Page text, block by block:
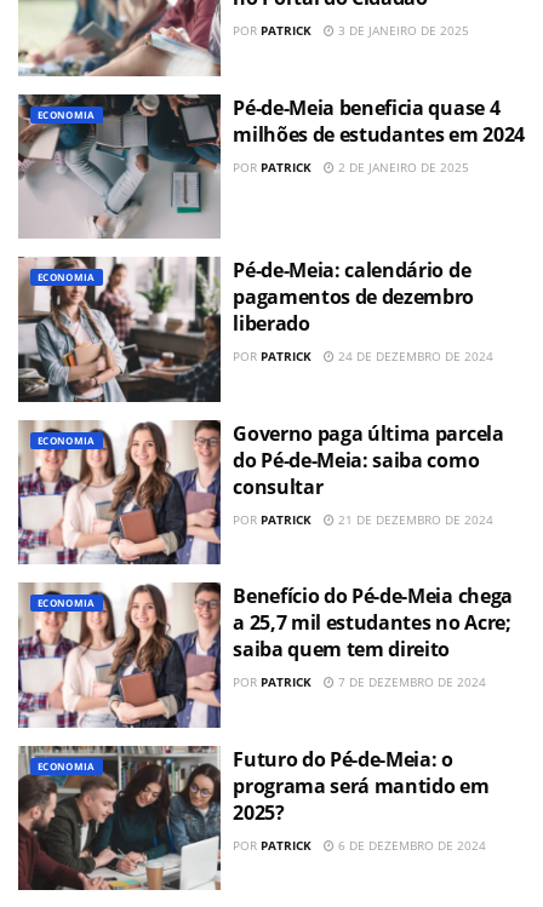
POR PATRICK 3 DE JANEIRO DE 2025
ECONOMIA
Pé-de-Meia beneficia quase 4
milhões de estudantes em 2024
POR PATRICK 2 DE JANEIRO DE 2025
ECONOMIA
Pé-de-Meia: calendário de
pagamentos de dezembro
liberado
POR PATRICK 24 DE DEZEMBRO DE 2024
ECONOMIA
Governo paga última parcela
do Pé-de-Meia: saiba como
consultar
POR PATRICK 21 DE DEZEMBRO DE 2024
ECONOMIA
Benefício do Pé-de-Meia chega
a 25,7 mil estudantes no Acre;
saiba quem tem direito
POR PATRICK 7 DE DEZEMBRO DE 2024
ECONOMIA
Futuro do Pé-de-Meia: o
programa será mantido em
2025?
POR PATRICK 6 DE DEZEMBRO DE 2024